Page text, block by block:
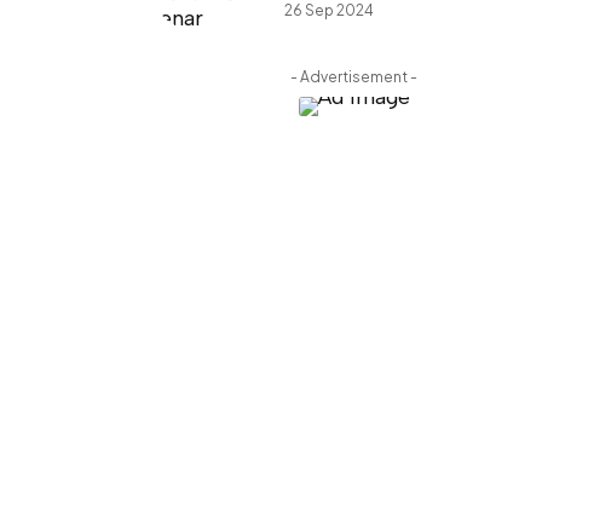
26 Sep 2024
- Advertisement -